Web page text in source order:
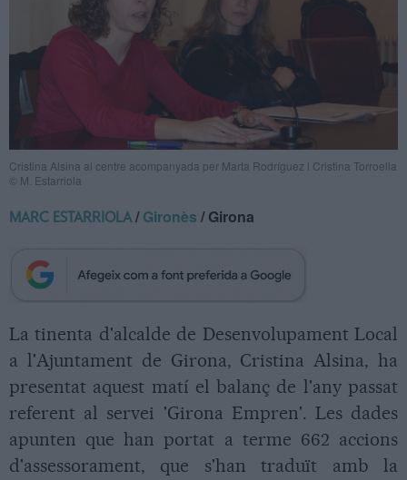
Cristina Alsina al centre acompanyada per Marta Rodríguez i Cristina Torroella
© M. Estarriola
MARC ESTARRIOLA/Gironès / Girona
La tinenta d'alcalde de Desenvolupament Local
a l'Ajuntament de Girona, Cristina Alsina, ha
presentat aquest matí el balanç de l'any passat
referent al servei 'Girona Empren'. Les dades
apunten que han portat a terme 662 accions
d'assessorament, que s'han traduït amb la